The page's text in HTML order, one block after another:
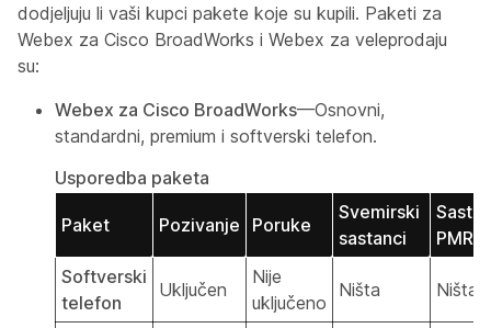
dodjeljuju li vaši kupci pakete koje su kupili. Paketi za
Webex za Cisco BroadWorks i Webex za veleprodaju
su:
Webex za Cisco BroadWorks—Osnovni,
standardni, premium i softverski telefon.
Usporedba paketa
Paket Pozivanje Poruke
Svemirski
sastanci
PMR-a
Softverski
telefon
Uključen
Nije
uključeno
Ništa Ništa